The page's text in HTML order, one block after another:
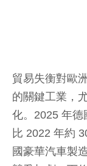
貿易失衡對歐
的關鍵工業，
化。2025 年德
比 2022 年約
國豪華汽車製